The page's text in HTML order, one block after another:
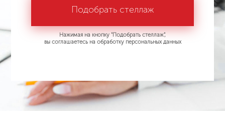
Нажимая на кнопку "Подобрать стеллаж",
вы соглашаетесь на обработку персональных данных